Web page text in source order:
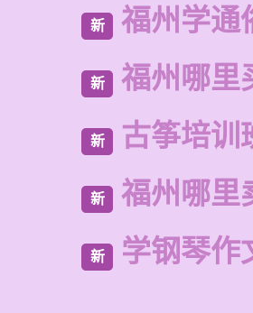
新 福州学通
新 福州哪里
新 古筝培训
新 福州哪里
新 学钢琴作